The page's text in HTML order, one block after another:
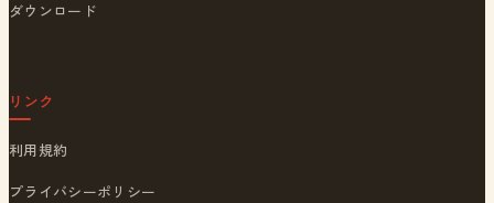
ダウンロード
リンク
利用規約
プライバシーポリシー